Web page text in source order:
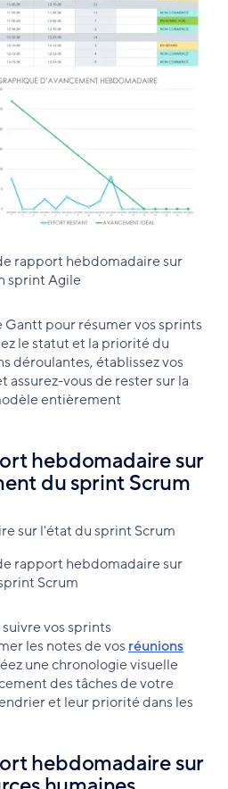
rapport hebdomadaire sur
sprint Agile
Gantt pour résumer vos sprints
le statut et la priorité du
déroulantes, établissez vos
assurez-vous de rester sur la
entièrement
hebdomadaire sur
du sprint Scrum
rapport hebdomadaire sur
Scrum
vos sprints
les notes de vos réunions
une chronologie visuelle
des tâches de votre
et leur priorité dans les
hebdomadaire sur